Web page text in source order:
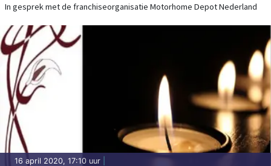
In gesprek met de franchiseorganisatie Motorhome Depot Nederland
16 april 2020, 17:10 uur